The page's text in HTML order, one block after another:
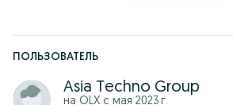
ПОЛЬЗОВАТЕЛЬ
Asia Techno Group
на OLX с мая 2023 г.